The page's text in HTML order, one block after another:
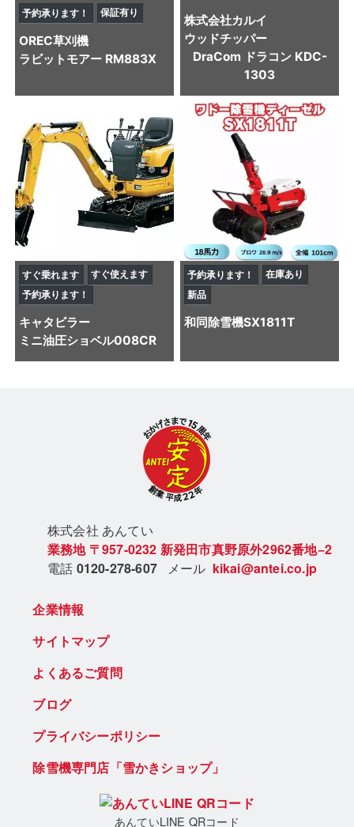
予約承ります！ 保証有り
OREC草刈機
ラビットモアー RM883X
株式会社カルイ
ウッドチッパー
DraCom ドラコン KDC-
1303
すぐ乗れます
すぐ使えます
予約承ります！
キャタビラー
ミニ油圧ショベル008CR
予約承ります！
在庫あり
新品
和同除雪機SX1811T
株式会社 あんてい
業務地 〒957-0232 新発田市真野原外2962番地−2
電話 0120-278-607 メール kikai@antei.co.jp
企業情報
サイトマップ
よくあるご質問
ブログ
プライバシーポリシー
除雪機専門店「雪かきショップ」
あんていLINE QRコード